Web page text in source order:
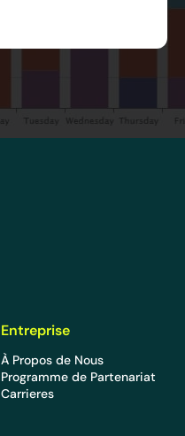
Entreprise
À Propos de Nous
Programme de Partenariat
Carrieres